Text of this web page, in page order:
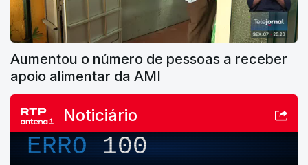
Aumentou o número de pessoas a receber
apoio alimentar da AMI
Noticiário
ERRO 100